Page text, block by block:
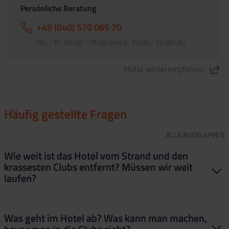
Persönliche Beratung
+49 (040) 570 065 70
Mo. - Fr.: 09:00 - 18:00 UhrSa.: 10:00 - 16:00 Uhr
Hotel weiterempfehlen
Häufig gestellte Fragen
ALLE AUSKLAPPEN
Wie weit ist das Hotel vom Strand und den
krassesten Clubs entfernt? Müssen wir weit
laufen?
mega Partymeile läufst du in wenigen Minuten. Du bist
Was geht im Hotel ab? Was kann man machen,